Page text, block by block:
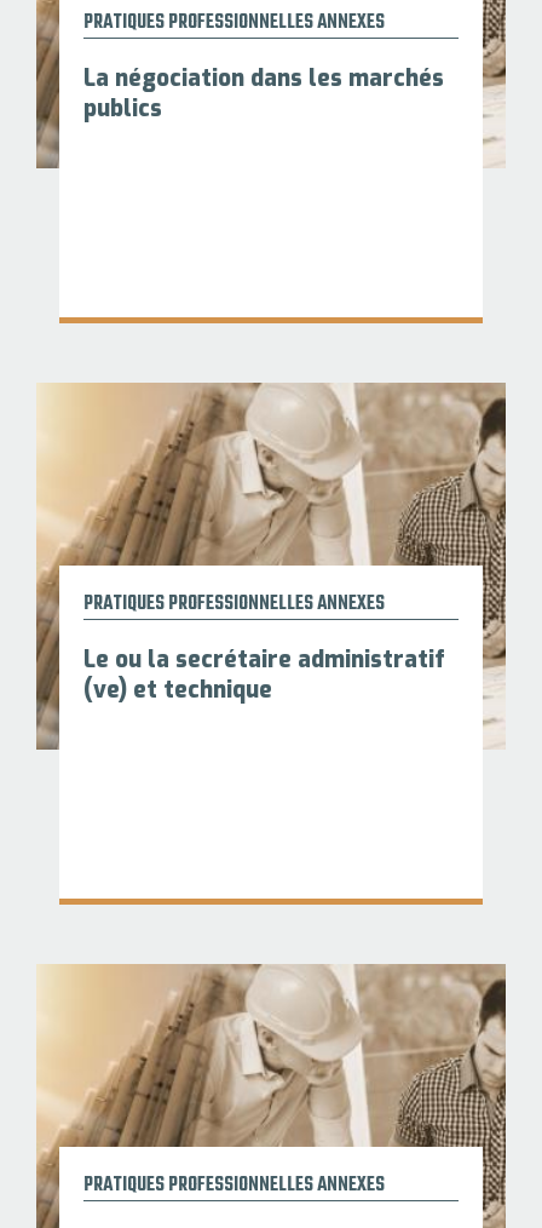
PRATIQUES PROFESSIONNELLES ANNEXES
La négociation dans les marchés
publics
PRATIQUES PROFESSIONNELLES ANNEXES
Le ou la secrétaire administratif
(ve) et technique
PRATIQUES PROFESSIONNELLES ANNEXES